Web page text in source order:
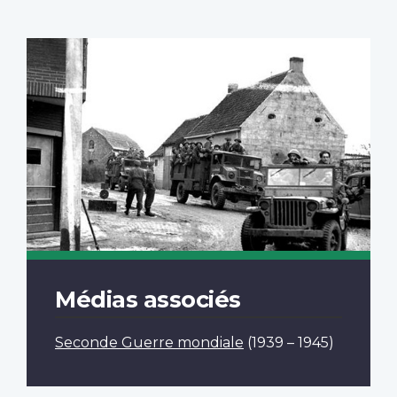
Médias associés
Seconde Guerre mondiale (1939 – 1945)